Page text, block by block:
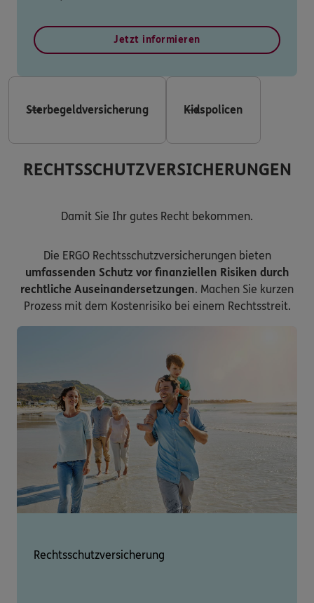
Jetzt informieren
Sterbegeldversicherung Kidspolicen
RECHTSSCHUTZVERSICHERUNGEN
Damit Sie Ihr gutes Recht bekommen.
Die ERGO Rechtsschutzversicherungen bieten
umfassenden Schutz vor finanziellen Risiken durch
rechtliche Auseinandersetzungen. Machen Sie kurzen
Prozess mit dem Kostenrisiko bei einem Rechtsstreit.
Rechtsschutzversicherung